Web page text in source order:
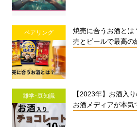
ペアリング
焼売に合うお酒とは
売とビールで最高の
雑学･豆知識
【2023年】お酒入
お酒メディアが本気